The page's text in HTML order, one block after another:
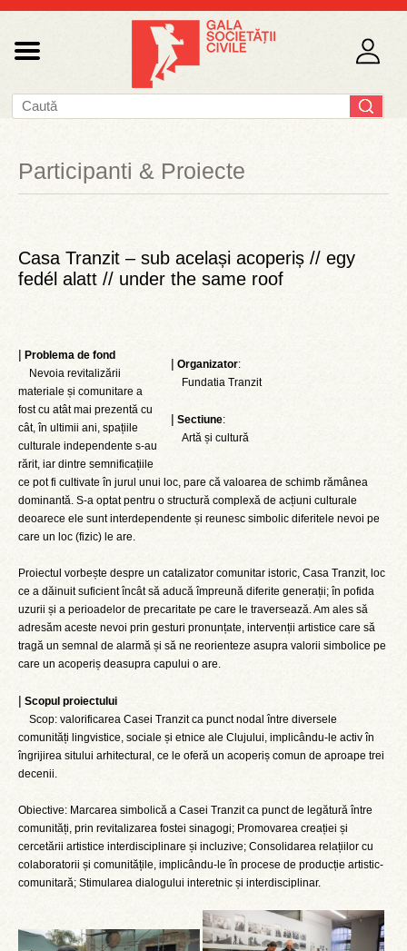
Participanti & Proiecte
Casa Tranzit – sub același acoperiș // egy
fedél alatt // under the same roof
| Organizator:
Fundatia Tranzit
| Sectiune:
Artă și cultură
| Problema de fond
Nevoia revitalizării
materiale și comunitare a
fost cu atât mai prezentă cu
cât, în ultimii ani, spațiile
culturale independente s-au
rărit, iar dintre semnificațiile
ce pot fi cultivate în jurul unui loc, pare că valoarea de schimb rămânea
dominantă. S-a optat pentru o structură complexă de acțiuni culturale
deoarece ele sunt interdependente și reunesc simbolic diferitele nevoi pe
care un loc (fizic) le are.
Proiectul vorbește despre un catalizator comunitar istoric, Casa Tranzit, loc
ce a dăinuit suficient încât să aducă împreună diferite generații; în pofida
uzurii și a perioadelor de precaritate pe care le traversează. Am ales să
adresăm aceste nevoi prin gesturi pronunțate, intervenții artistice care să
tragă un semnal de alarmă și să ne reorienteze asupra valorii simbolice pe
care un acoperiș deasupra capului o are.
| Scopul proiectului
Scop: valorificarea Casei Tranzit ca punct nodal între diversele
comunități lingvistice, sociale și etnice ale Clujului, implicându-le activ în
îngrijirea sitului arhitectural, ce le oferă un acoperiș comun de aproape trei
decenii.
Obiective: Marcarea simbolică a Casei Tranzit ca punct de legătură între
comunități, prin revitalizarea fostei sinagogi; Promovarea creației și
cercetării artistice interdisciplinare și incluzive; Consolidarea relațiilor cu
colaboratorii și comunitățile, implicându-le în procese de producție artistic-
comunitară; Stimularea dialogului interetnic și interdisciplinar.